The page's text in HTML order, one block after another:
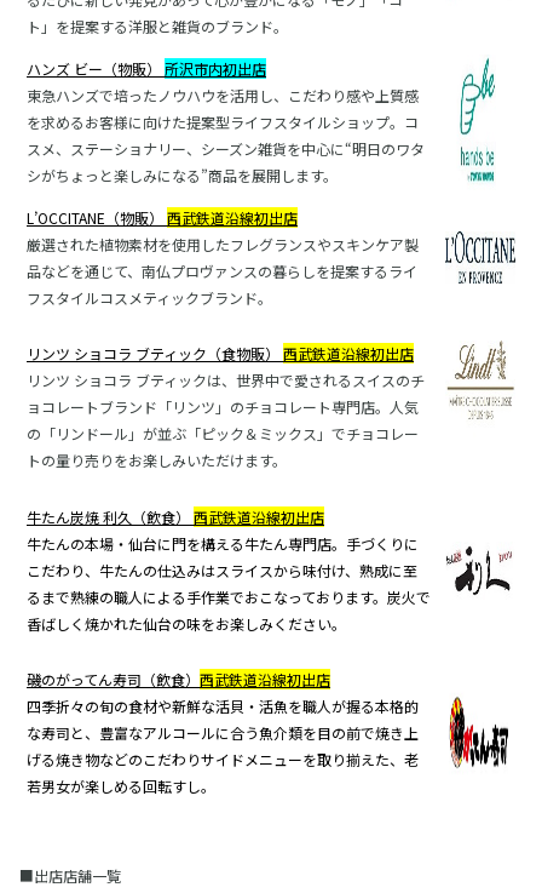
ト」を提案する洋服と雑貨のブランド。
ハンズ ビー（物販） 所沢市内初出店
東急ハンズで培ったノウハウを活用し、こだわり感や上質感
を求めるお客様に向けた提案型ライフスタイルショップ。コ
スメ、ステーショナリー、シーズン雑貨を中心に“明日のワタ
シがちょっと楽しみになる”商品を展開します。
L’OCCITANE （物販） 西武鉄道沿線初出店
厳選された植物素材を使用したフレグランスやスキンケア製
品などを通じて、南仏プロヴァンスの暮らしを提案するライ
フスタイルコスメティックブランド。
リンツ ショコラ ブティック（食物販） 西武鉄道沿線初出店
リンツ ショコラ ブティックは、世界中で愛されるスイスのチ
ョコレートブランド「リンツ」のチョコレート専門店。人気
の「リンドール」が並ぶ「ピック＆ミックス」でチョコレー
トの量り売りをお楽しみいただけます。
牛たん炭焼 利久（飲食） 西武鉄道沿線初出店
牛たんの本場・仙台に門を構える牛たん専門店。手づくりに
こだわり、 牛たんの仕込みはスライスから味付け、熟成に至
るまで熟練の職人による手作業でおこなっております。炭火で
香ばしく焼かれた仙台の味をお楽しみください。
磯のがってん寿司（飲食） 西武鉄道沿線初出店
四季折々の旬の食材や新鮮な活貝・活魚を職人が握る本格的
な寿司と、 豊富なアルコールに合う魚介類を目の前で焼き上
げる焼き物などのこだわりサイドメニューを取り揃えた、老
若男女が楽しめる回転すし。
■出店店舗一覧